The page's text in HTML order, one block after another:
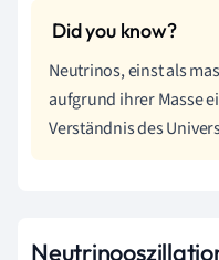
Neutrinos, einst als
aufgrund ihrer Masse
Verständnis des